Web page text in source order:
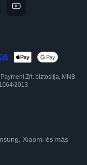
Zrt. biztosítja, MNB
2013
Xiaomi és más